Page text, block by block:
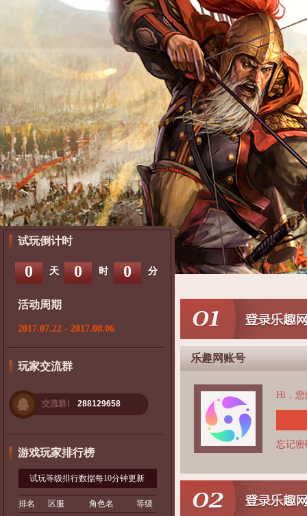
试玩倒计时
0 天 0 时 0 分
活动周期
2017.07.22 - 2017.08.06
玩家交流群
交流群1 288129658
游戏玩家排行榜
试玩等级排行数据每10分钟更新
排名 区服 角色名
等级
乐趣网账号
Hi，您
忘记密